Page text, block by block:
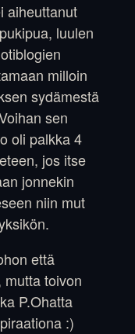
aiheuttanut
luulen
milloin
sydämestä
sen
oli palkka 4
jos itse
jonnekin
niin mut
että
toivon
P.Ohatta
:)